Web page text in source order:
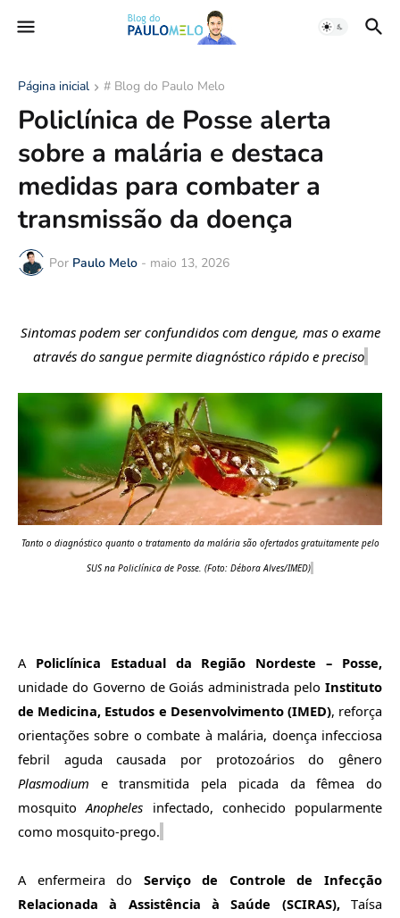
Página inicial # Blog do Paulo Melo
Policlínica de Posse alerta
sobre a malária e destaca
medidas para combater a
transmissão da doença
Por Paulo Melo - maio 13, 2026
Sintomas podem ser confundidos com dengue, mas o exame
através do sangue permite diagnóstico rápido e preciso
Tanto o diagnóstico quanto o tratamento da malária são ofertados gratuitamente pelo
SUS na Policlínica de Posse. (Foto: Débora Alves/IMED)
A Policlínica Estadual da Região Nordeste – Posse,
unidade do Governo de Goiás administrada pelo Instituto
de Medicina, Estudos e Desenvolvimento (IMED), reforça
orientações sobre o combate à malária, doença infecciosa
febril aguda causada por protozoários do gênero
Plasmodium e transmitida pela picada da fêmea do
mosquitoAnopheles infectado, conhecido popularmente
como mosquito-prego.
A enfermeira do Serviço de Controle de Infecção
Relacionada à Assistência à Saúde (SCIRAS),Taísa